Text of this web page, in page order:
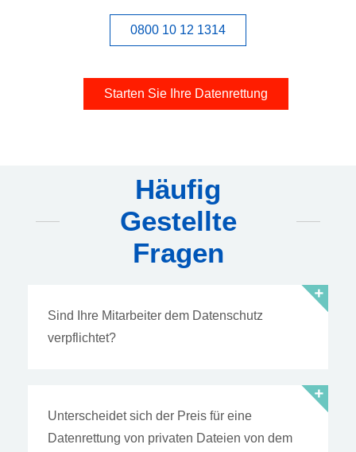
0800 10 12 1314
Starten Sie Ihre Datenrettung
Häufig
Gestellte
Fragen
Sind Ihre Mitarbeiter dem Datenschutz
verpflichtet?
Unterscheidet sich der Preis für eine
Datenrettung von privaten Dateien von dem